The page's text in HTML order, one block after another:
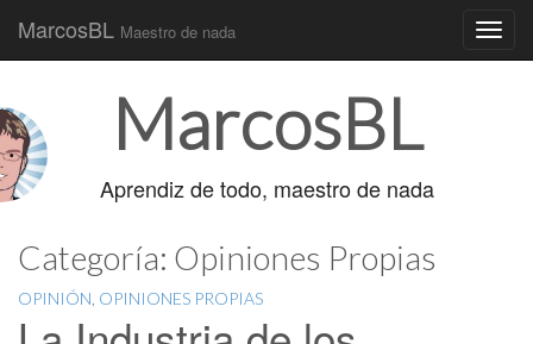
MarcosBL Maestro de nada
menu
content
MarcosBL
Aprendiz de todo, maestro de nada
Categoría: Opiniones Propias
OPINIÓN OPINIONES PROPIAS